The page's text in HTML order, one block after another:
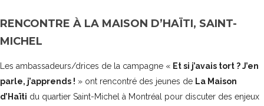
RENCONTRE À LA MAISON D’HAÏTI, SAINT-
MICHEL
Les ambassadeurs/drices de la campagne « Et si j’avais tort ? J’en
parle, j’apprends ! » ont rencontré des jeunes de La Maison
d’Haïti du quartier Saint-Michel à Montréal pour discuter des enjeux